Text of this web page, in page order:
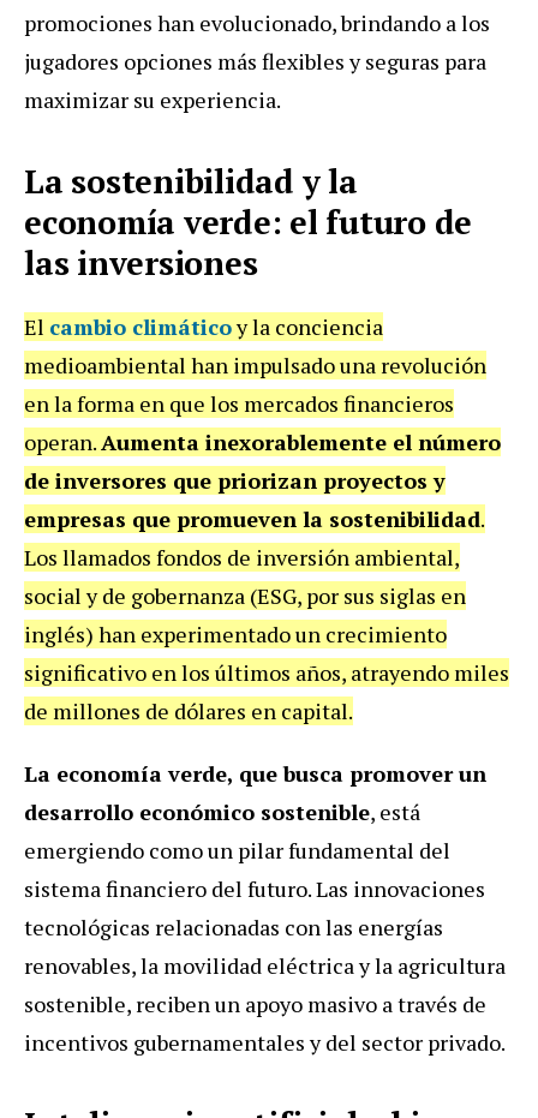
promociones han evolucionado, brindando a los
jugadores opciones más flexibles y seguras para
maximizar su experiencia.
La sostenibilidad y la
economía verde: el futuro de
las inversiones
El cambio climáticoy la conciencia
medioambiental han impulsado una revolución
en la forma en que los mercados financieros
operan.Aumenta inexorablemente el número
de inversores que priorizan proyectos y
empresas que promueven la sostenibilidad.
Los llamados fondos de inversión ambiental,
social y de gobernanza (ESG, por sus siglas en
inglés) han experimentado un crecimiento
significativo en los últimos años, atrayendo miles
de millones de dólares en capital.
La economía verde, que busca promover un
desarrollo económico sostenible, está
emergiendo como un pilar fundamental del
sistema financiero del futuro. Las innovaciones
tecnológicas relacionadas con las energías
renovables, la movilidad eléctrica y la agricultura
sostenible, reciben un apoyo masivo a través de
incentivos gubernamentales y del sector privado.